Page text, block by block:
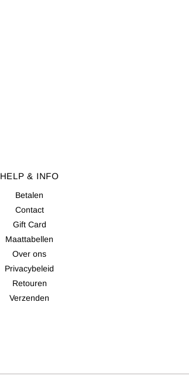
HELP & INFO
Betalen
Contact
Gift Card
Maattabellen
Over ons
Privacybeleid
Retouren
Verzenden